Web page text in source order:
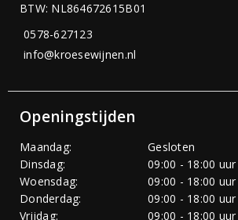
BTW: NL864672615B01
0578-627123
info@kroesewijnen.nl
Openingstijden
Maandag:
Gesloten
Dinsdag:
09:00 - 18:00 uur
Woensdag:
09:00 - 18:00 uur
Donderdag:
09:00 - 18:00 uur
Vrijdag:
09:00 - 18:00 uur